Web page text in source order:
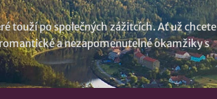
touží po společných zážitcích. Ať už chcete
a nezapomenutelné okamžiky s